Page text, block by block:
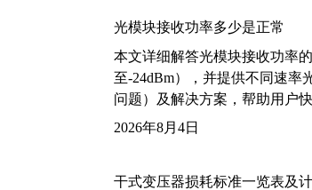
光模块接收功率多少是正常
本文详细解答光模块接收功率
至-24dBm），并提供不同速率
问题）及解决方案，帮助用户
2026年8月4日
干式变压器损耗标准一览表及